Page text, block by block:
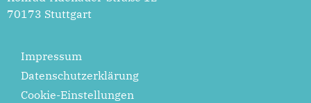
70173 Stuttgart
Impressum
Datenschutzerklärung
Cookie-Einstellungen